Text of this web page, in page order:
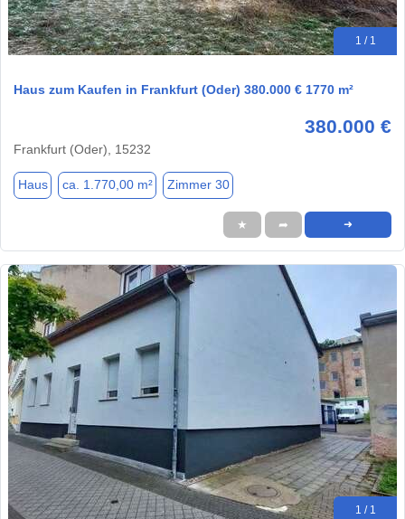
1 / 1
Haus zum Kaufen in Frankfurt (Oder) 380.000 € 1770 m²
380.000 €
Frankfurt (Oder), 15232
Haus ca. 1.770,00 m² Zimmer 30
★ ➦ ➜
1 / 1